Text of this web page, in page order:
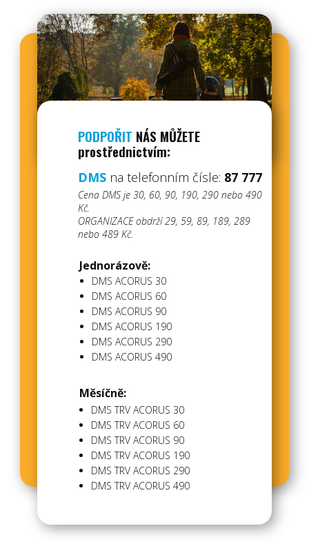
PODPOŘIT NÁS MŮŽETE
prostřednictvím:
DMS na telefonním čísle: 87 777
Cena DMS je 30, 60, 90, 190, 290 nebo 490
Kč.
ORGANIZACE obdrží 29, 5​9, 89, 189, 289
nebo 489 Kč.
Měsíčně:
Jednorá​zově:
DMS TRV ACORUS 30
DMS TRV ACORUS 60
DMS TRV ACORUS 90
DMS TRV ACORUS 190
DMS TRV ACORUS 290
DMS TRV ACORUS 490
DMS ACORUS 30
DMS ACORUS 60
DMS ACORUS 90
DMS ACORUS 190
DMS ACORUS 290
DMS ACORUS 490